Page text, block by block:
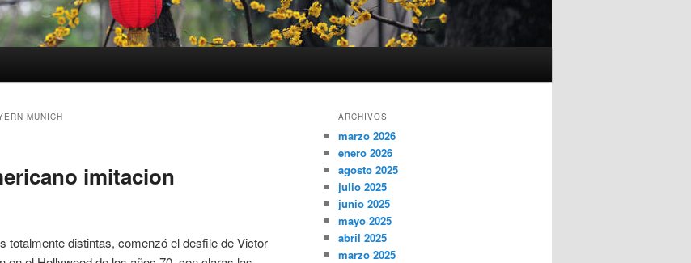
MUNICH
imitacion
totalmente distintas, comenzó el desfile de Victor
ARCHIVOS
marzo 2026
enero 2026
agosto 2025
julio 2025
junio 2025
mayo 2025
abril 2025
marzo 2025